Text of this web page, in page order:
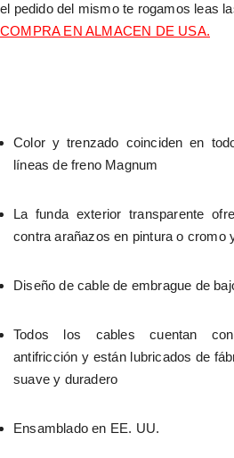
el pedido del mismo te rogamos leas
COMPRA EN ALMACEN DE USA.
Color y trenzado coinciden en
líneas de freno Magnum
La funda exterior transparente
contra arañazos en pintura o cromo
Diseño de cable de embrague de
Todos los cables cuentan con
antifricción y están lubricados de
suave y duradero
Ensamblado en EE. UU.